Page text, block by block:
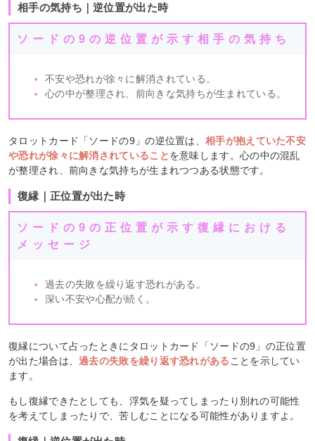
相手の気持ち｜逆位置が出た時
ソードの9の逆位置が示す相手の気持ち
不安や恐れが徐々に解消されている。
心の中が整理され、前向きな気持ちが生まれている。
タロットカード「ソードの9」の逆位置は、相手が抱えていた不安
や恐れが徐々に解消されていることを意味します。心の中の混乱
が整理され、前向きな気持ちが生まれつつある状態です。
復縁｜正位置が出た時
ソードの9の正位置が示す復縁における
メッセージ
過去の失敗を繰り返す恐れがある。
深い不安や心配が続く。
復縁について占ったときにタロットカード「ソードの9」の正位置
が出た場合は、過去の失敗を繰り返す恐れがあることを示してい
ます。
もし復縁できたとしても、浮気を疑ってしまったり別れの可能性
を考えてしまったりで、苦しむことになる可能性がありますよ。